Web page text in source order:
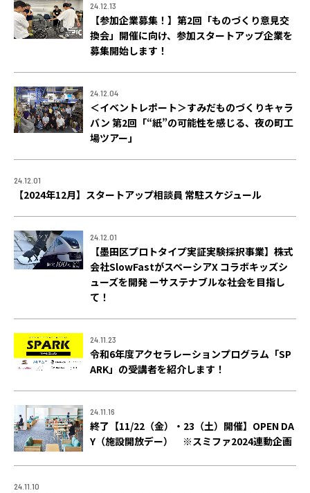
ACCELERATION
PROGRAM
アクセラレーション
MEMBER
パートナー
EVENT
REPORT
ACCESS
アクセス
24.12.13
【参加企業募集！】第2回「ものづくり意見交
換会」開催に向け、参加スタートアップ企業を
募集開始します！
24.12.04
＜イベントレポート＞すみだものづくりキャラ
バン 第2回「“紙”の可能性を感じる、夜の町工
場ツアー」
24.12.01
【2024年12月】スタートアップ相談員 常駐スケジュール
24.12.01
【墨田区プロトタイプ実証実験採択事業】株式
会社SlowFastがスペーシアX コラボキッズシ
ューズを開発 ーサステナブルな社会を目指し
て！
24.11.23
令和6年度アクセラレーションプログラム「SP
ARK」の受講者を紹介します！
24.11.16
終了【11/22（金）・23（土）開催】OPEN DA
Y（施設開放デー） ※スミファ2024連動企画
24.11.10